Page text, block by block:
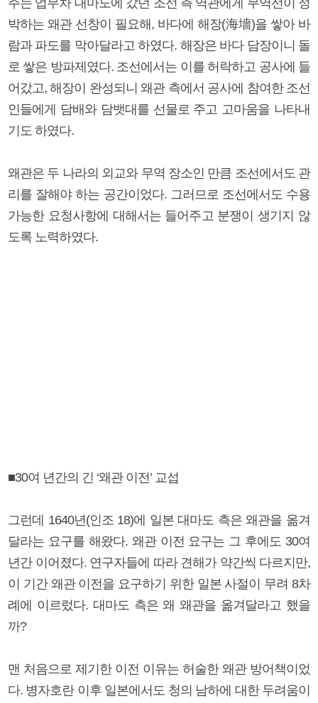
박하는 왜관 선창이 필요해, 바다에 해장(海墻)을 쌓아 바
람과 파도를 막아달라고 하였다. 해장은 바다 담장이니 돌
로 쌓은 방파제였다. 조선에서는 이를 허락하고 공사에 들
어갔고, 해장이 완성되니 왜관 측에서 공사에 참여한 조선
인들에게 담배와 담뱃대를 선물로 주고 고마움을 나타내
기도 하였다.
왜관은 두 나라의 외교와 무역 장소인 만큼 조선에서도 관
리를 잘해야 하는 공간이었다. 그러므로 조선에서도 수용
가능한 요청사항에 대해서는 들어주고 분쟁이 생기지 않
도록 노력하였다.
■30여 년간의 긴 ‘왜관 이전’ 교섭
그런데 1640년(인조 18)에 일본 대마도 측은 왜관을 옮겨
달라는 요구를 해왔다. 왜관 이전 요구는 그 후에도 30여
년간 이어졌다. 연구자들에 따라 견해가 약간씩 다르지만,
이 기간 왜관 이전을 요구하기 위한 일본 사절이 무려 8차
례에 이르렀다. 대마도 측은 왜 왜관을 옮겨달라고 했을
까?
맨 처음으로 제기한 이전 이유는 허술한 왜관 방어책이었
다. 병자호란 이후 일본에서도 청의 남하에 대한 두려움이